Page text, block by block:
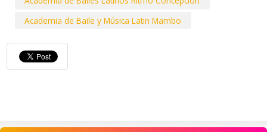
Academia de Baile y Música Latin Mambo